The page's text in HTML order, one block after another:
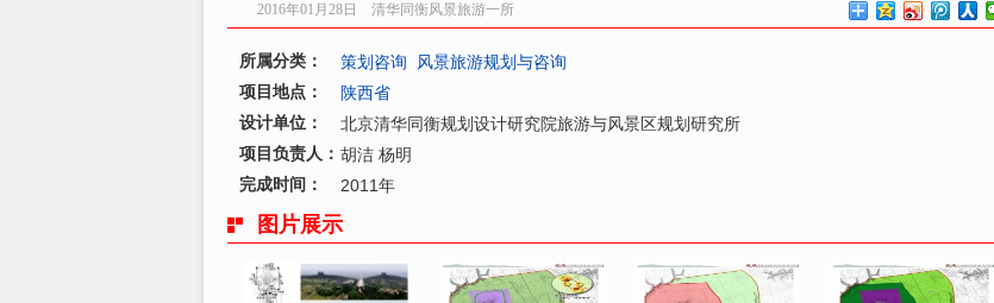
2016年01月28日 清华同衡风景旅游一所
所属分类： 策划咨询 风景旅游规划与咨询
项目地点： 陕西省
设计单位： 北京清华同衡规划设计研究院旅游与风景区规划研究所
项目负责人： 胡洁 杨明
完成时间： 2011年
图片展示